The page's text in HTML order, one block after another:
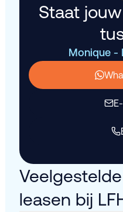
Staat
Monique -
leasen bij